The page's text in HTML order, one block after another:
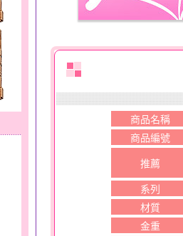
商品名稱
商品編號
推薦
系列
材質
金重